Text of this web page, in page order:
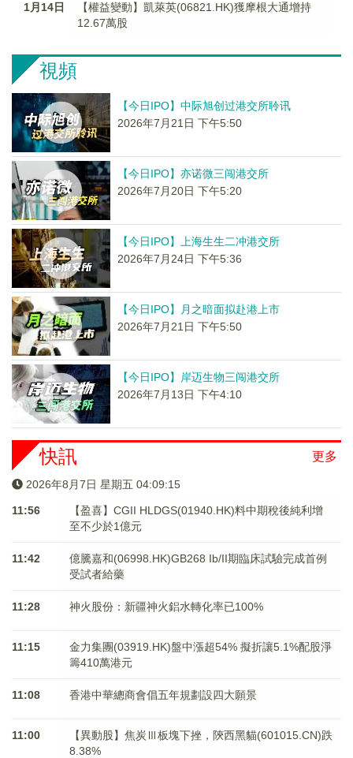
1月14日
【權益變動】凱萊英(06821.HK)獲摩根大通增持
12.67萬股
視頻
【今日IPO】中际旭创过港交所聆讯
2026年7月21日 下午5:50
【今日IPO】亦诺微三闯港交所
2026年7月20日 下午5:20
【今日IPO】上海生生二冲港交所
2026年7月24日 下午5:36
【今日IPO】月之暗面拟赴港上市
2026年7月21日 下午5:50
【今日IPO】岸迈生物三闯港交所
2026年7月13日 下午4:10
更多
快訊
2026年8月7日 星期五 04:09:15
11:56
【盈喜】CGII HLDGS(01940.HK)料中期稅後純利增
至不少於1億元
11:42
億騰嘉和(06998.HK)GB268 Ib/II期臨床試驗完成首例
受試者給藥
11:28 神火股份：新疆神火鋁水轉化率已100%
11:15
金力集團(03919.HK)盤中漲超54% 擬折讓5.1%配股淨
籌410萬港元
11:08 香港中華總商會倡五年規劃設四大願景
11:00
【異動股】焦炭Ⅲ板塊下挫，陝西黑貓(601015.CN)跌
8.38%